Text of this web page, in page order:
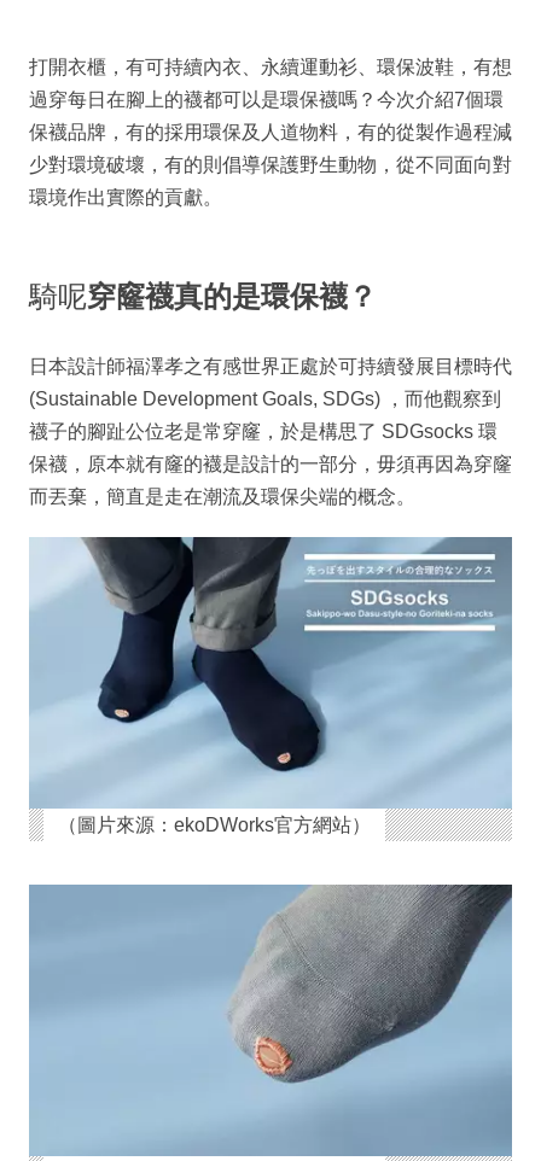
打開衣櫃，有可持續內衣、永續運動衫、環保波鞋，有想
過穿每日在腳上的襪都可以是環保襪嗎？今次介紹7個環
保襪品牌，有的採用環保及人道物料，有的從製作過程減
少對環境破壞，有的則倡導保護野生動物，從不同面向對
環境作出實際的貢獻。
騎呢穿窿襪真的是環保襪？
日本設計師福澤孝之有感世界正處於可持續發展目標時代
(Sustainable Development Goals, SDGs) ，而他觀察到
襪子的腳趾公位老是常穿窿，於是構思了 SDGsocks 環
保襪，原本就有窿的襪是設計的一部分，毋須再因為穿窿
而丟棄，簡直是走在潮流及環保尖端的概念。
（圖片來源：ekoDWorks官方網站）